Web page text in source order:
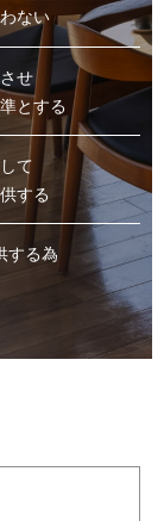
ない
せ
とする
て
する
する為